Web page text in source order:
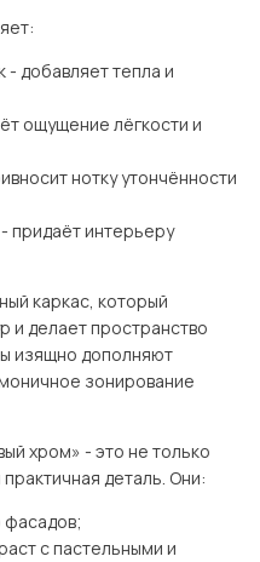
добавляет тепла и
ощущение лёгкости и
нотку утончённости
придаёт интерьеру
каркас, который
и делает пространство
изящно дополняют
зонирование
хром» - это не только
деталь. Они:
с пастельными и